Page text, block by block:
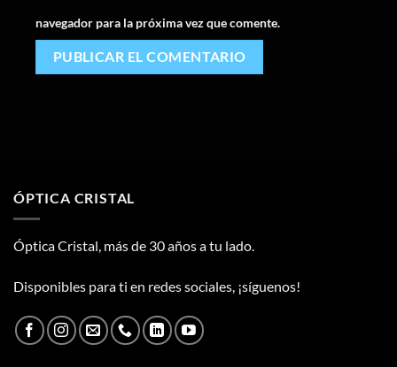
navegador para la próxima vez que comente.
ÓPTICA CRISTAL
Óptica Cristal, más de 30 años a tu lado.
Disponibles para ti en redes sociales, ¡síguenos!